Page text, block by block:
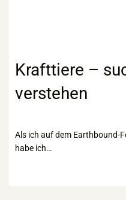
Krafttiere –
verstehen
Als ich auf dem Earthbound-
habe ich…